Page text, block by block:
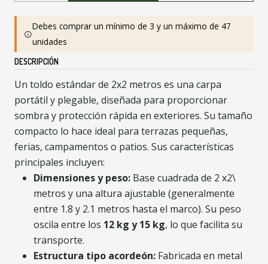
Debes comprar un mínimo de 3 y un máximo de 47
unidades
DESCRIPCIÓN
Un toldo estándar de 2x2 metros es una carpa
portátil y plegable, diseñada para proporcionar
sombra y protección rápida en exteriores. Su tamaño
compacto lo hace ideal para terrazas pequeñas,
ferias, campamentos o patios. Sus características
principales incluyen:
Dimensiones y peso: Base cuadrada de 2 x2\
metros y una altura ajustable (generalmente
entre 1.8 y 2.1 metros hasta el marco). Su peso
oscila entre los 12 kg y 15 kg, lo que facilita su
transporte.
Estructura tipo acordeón: Fabricada en metal